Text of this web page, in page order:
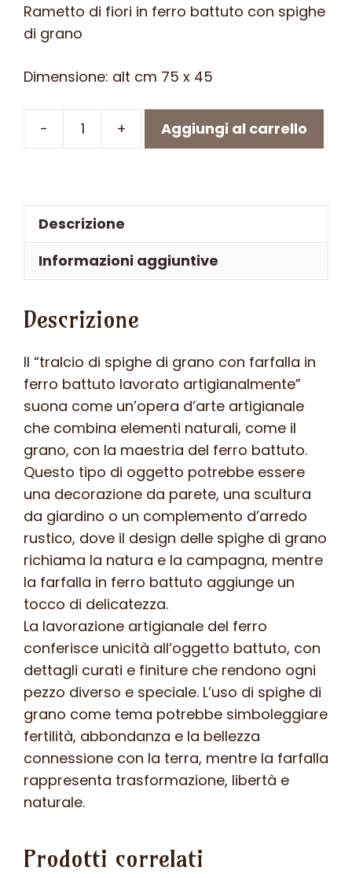
74,00 €.68,00 €.
Rametto di fiori in ferro battuto con spighe
di grano
Dimensione: alt cm 75 x 45
-
Rametto
ferro
battuto
grano
–
ART
C
70.0
FR
–
quantità
+ Aggiungi al carrello
Descrizione
Informazioni aggiuntive
Descrizione
Il “tralcio di spighe di grano con farfalla in
ferro battuto lavorato artigianalmente”
suona come un’opera d’arte artigianale
che combina elementi naturali, come il
grano, con la maestria del ferro battuto.
Questo tipo di oggetto potrebbe essere
una decorazione da parete, una scultura
da giardino o un complemento d’arredo
rustico, dove il design delle spighe di grano
richiama la natura e la campagna, mentre
la farfalla in ferro battuto aggiunge un
tocco di delicatezza.
La lavorazione artigianale del ferro
conferisce unicità all’oggetto battuto, con
dettagli curati e finiture che rendono ogni
pezzo diverso e speciale. L’uso di spighe di
grano come tema potrebbe simboleggiare
fertilità, abbondanza e la bellezza
connessione con la terra, mentre la farfalla
rappresenta trasformazione, libertà e
naturale.
Prodotti correlati